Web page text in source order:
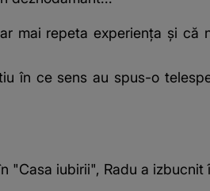
mai repeta experiența și că
în ce sens au spus-o
"Casa iubirii", Radu a izbucnit